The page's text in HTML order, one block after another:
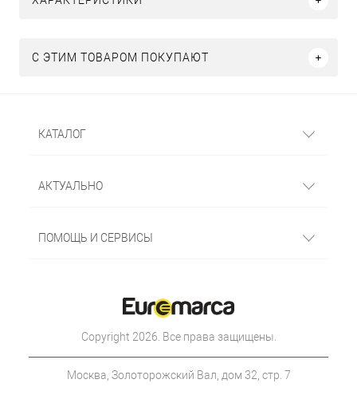
С ЭТИМ ТОВАРОМ ПОКУПАЮТ
КАТАЛОГ
АКТУАЛЬНО
ПОМОЩЬ И СЕРВИСЫ
Copyright 2026. Все права защищены.
Москва, Золоторожский Вал, дом 32, стр. 7